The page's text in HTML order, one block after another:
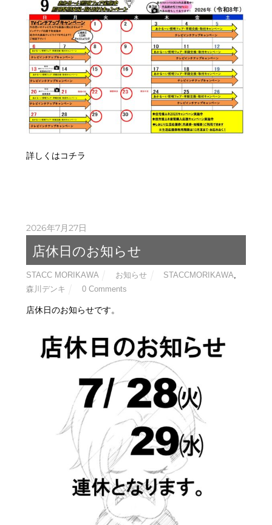
詳しくはコチラ
2026年7月27日
店休日のお知らせ
STACC MORIKAWA お知らせ STACCMORIKAWA
森川デンキ
0 Comments
店休日のお知らせです。